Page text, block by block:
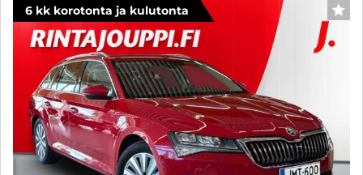
6 kk korotonta ja kulutonta